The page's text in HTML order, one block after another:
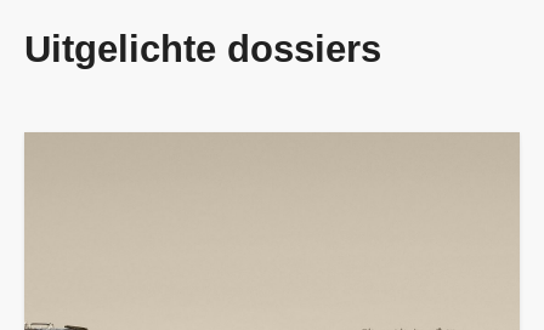
Uitgelichte dossiers